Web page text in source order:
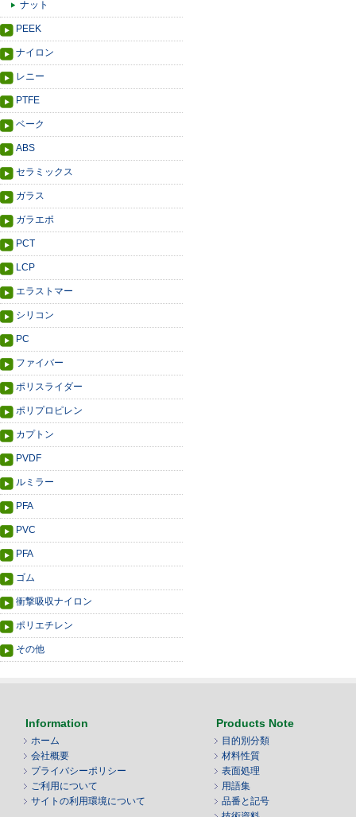
ナット
PEEK
ナイロン
レニー
PTFE
ベーク
ABS
セラミックス
ガラス
ガラエポ
PCT
LCP
エラストマー
シリコン
PC
ファイバー
ポリスライダー
ポリプロピレン
カプトン
PVDF
ルミラー
PFA
PVC
PFA
ゴム
衝撃吸収ナイロン
ポリエチレン
その他
Information
ホーム
会社概要
プライバシーポリシー
ご利用について
サイトの利用環境について
Products Note
目的別分類
材料性質
表面処理
用語集
品番と記号